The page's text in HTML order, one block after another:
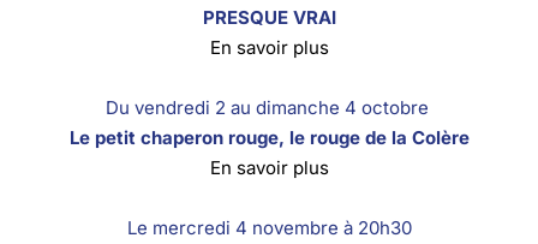
PRESQUE VRAI
En savoir plus
Du vendredi 2 au dimanche 4 octobre
Le petit chaperon rouge, le rouge de la Colère
En savoir plus
Le mercredi 4 novembre à 20h30